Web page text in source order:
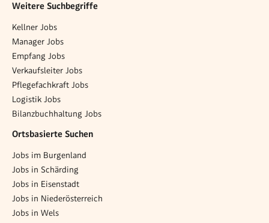
Weitere Suchbegriffe
Kellner Jobs
Manager Jobs
Empfang Jobs
Verkaufsleiter Jobs
Pflegefachkraft Jobs
Logistik Jobs
Bilanzbuchhaltung Jobs
Ortsbasierte Suchen
Jobs im Burgenland
Jobs in Schärding
Jobs in Eisenstadt
Jobs in Niederösterreich
Jobs in Wels